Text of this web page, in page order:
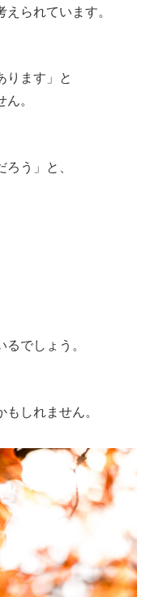
られています。
ります」と
。
ろう」と、
でしょう。
しれません。